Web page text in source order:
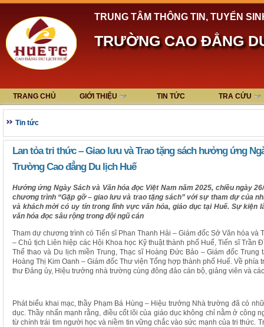
TRUNG TÂM THÔNG TIN, TUYỂN
TRƯỜNG CAO ĐẲNG
TRANG CHỦ GIỚI THIỆU TIN TỨC TRA CỨU
Tin tức
Lan tỏa tri thức – Giao lưu và Trao tặng sách hưởng ứng
Trường Cao đẳng Du lịch Huế
Hưởng ứng Ngày Sách và Văn hóa đọc Việt Nam năm 2025, chiều ngày
chương trình “Gặp gỡ – giao lưu và trao tặng sách” với sự tham dự của
và khách mời có uy tín trong lĩnh vực văn hóa, giáo dục tại Huế. Sự kiện
văn hóa đọc sâu rộng trong đội ngũ cán
Tham dự chương trình có Tiến sĩ Phan Thanh Hải – Giám đốc Sở Văn hóa và
– Chủ tịch Liên hiệp các Hội Khoa học Kỹ thuật thành phố Huế, Tiến sĩ Trần
Thể thao và Du lịch miền Trung, Thạc sĩ Hoàng Đức Bảo – Giám đốc Trung
Hoàng Thị Kim Oanh – Giám đốc Thư viện Tổng hợp thành phố Huế. Về
thư Đảng ủy, Hiệu trưởng nhà trường cùng đông đảo cán bộ, giảng viên và
Phát biểu khai mạc, thầy Phạm Bá Hùng – Hiệu trưởng Nhà trường đã có
dục. Thầy nhấn mạnh rằng, điều cốt lõi của giáo dục không chỉ nằm ở công
từ chính trái tim người học và niềm tin vững chắc vào sức mạnh của tri thức.